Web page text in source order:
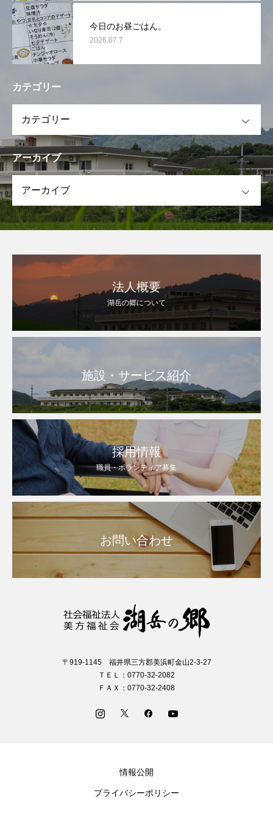
今日のお昼ごはん。
2026.07.7
カテゴリー
アーカイブ
法人概要
湖岳の郷について
施設・サービス紹介
採用情報
職員・ボランティア募集
お問い合わせ
〒919-1145 福井県三方郡美浜町金山2-3-27
ＴＥＬ：0770-32-2082
ＦＡＸ：0770-32-2408
情報公開
プライバシーポリシー